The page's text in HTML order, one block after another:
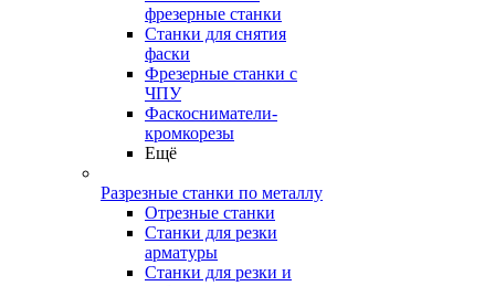
фрезерные станки
Станки для снятия
фаски
Фрезерные станки с
ЧПУ
Фаскосниматели-
кромкорезы
Ещё
Разрезные станки по металлу
Отрезные станки
Станки для резки
арматуры
Станки для резки и